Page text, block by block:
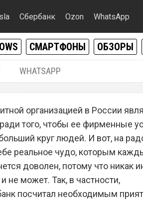
Сбербанк Ozon WhatsApp
СМАРТФОНЫ ОБЗОРЫ
WHATSAPP
бесплатный
организацией в России
того, чтобы ее фирменные
круг людей. И вот, на
реальное чудо, которым
доволен, потому что никак
не может. Так, в частности,
посчитал необходимым